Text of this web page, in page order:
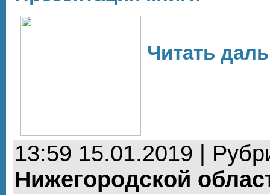
Читать
13:59 15.01.2019 |
Нижегородской